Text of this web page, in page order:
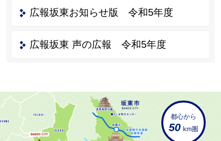
広報坂東お知らせ版 令和5年度
広報坂東 声の広報 令和5年度
都心から
50 km圏